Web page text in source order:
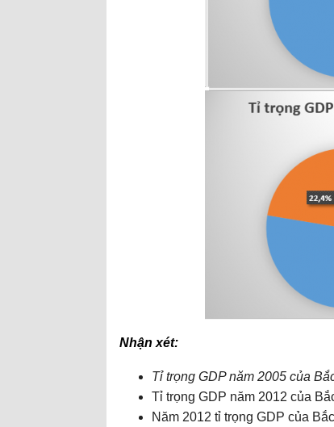
Nhận xét:
Tỉ trọng GDP năm 2005 của
Tỉ trọng GDP năm 2012 của
Năm 2012 tỉ trọng GDP của